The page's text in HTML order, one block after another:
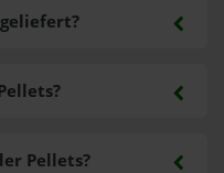
Pellets?